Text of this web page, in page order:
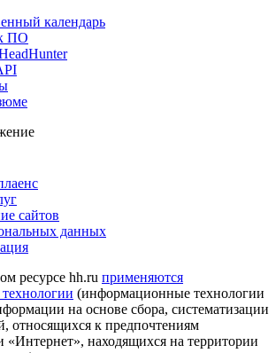
календарь
ПО
сайтов
данных
ресурсе hh.ru применяются
(информационные технологии
на основе сбора, систематизации
относящихся к предпочтениям
«Интернет», находящихся на территории